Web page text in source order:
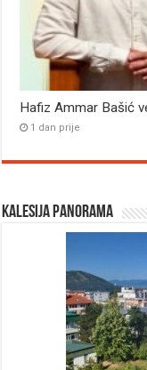
Hafiz Ammar Bašić
1 dan prije
Kalesija panorama